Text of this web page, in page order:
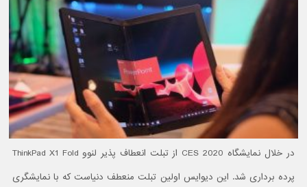
در خلال نمایشگاه CES 2020 از تبلت انعطاف پذیر لنوو ThinkPad X1 Fold
پرده برداری شد. این دیوایس اولین تبلت منعطف دنیاست که با نمایشگری